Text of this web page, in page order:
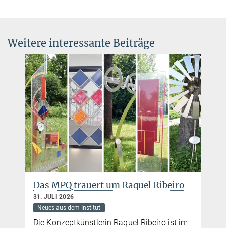
silke.staehler-schoepf@...
Charlotte Huber
Presse- und Öffentlichkeitsarbeit
+49 89 32905-672
charlotte.huber@...
Max-Planck-Institut für Quantenoptik, Garching
PhotonLab
Das MPQ Schülerlabor - die Anlaufstelle für alle, die etwas über
Laser, Licht und Quantenphysik lernen wollen
Weitere interessante Beiträge
Das MPQ trauert um Raquel Ribeiro
31. JULI 2026
Neues aus dem Institut
Die Konzeptkünstlerin Raquel Ribeiro ist im